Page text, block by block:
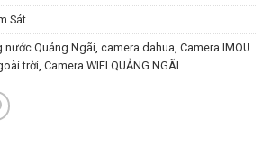
Sát
nước Quảng Ngãi, camera dahua, Camera IMOU
trời, Camera WIFI QUẢNG NGÃI